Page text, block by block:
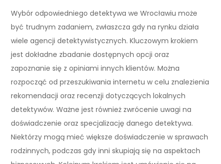
Wybór odpowiedniego detektywa we Wrocławiu może
być trudnym zadaniem, zwłaszcza gdy na rynku działa
wiele agencji detektywistycznych. Kluczowym krokiem
jest dokładne zbadanie dostępnych opcji oraz
zapoznanie się z opiniami innych klientów. Można
rozpocząć od przeszukiwania internetu w celu znalezienia
rekomendacji oraz recenzji dotyczących lokalnych
detektywów. Ważne jest również zwrócenie uwagi na
doświadczenie oraz specjalizację danego detektywa.
Niektórzy mogą mieć większe doświadczenie w sprawach
rodzinnych, podczas gdy inni skupiają się na aspektach